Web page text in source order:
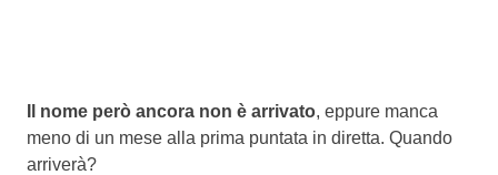
Il nome però ancora non è arrivato, eppure manca
meno di un mese alla prima puntata in diretta. Quando
arriverà?